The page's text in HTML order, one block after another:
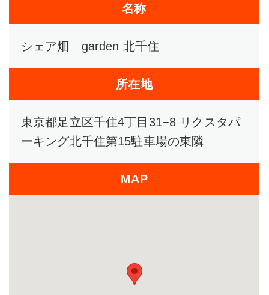
名称
シェア畑 garden 北千住
所在地
東京都足立区千住4丁目31−8 リクスタパ
ーキング北千住第15駐車場の東隣
MAP